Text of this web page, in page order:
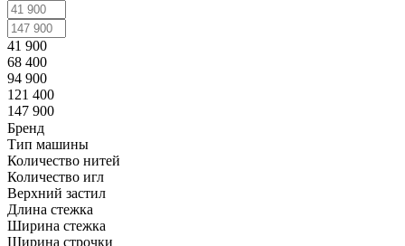
41 900
68 400
94 900
121 400
147 900
Бренд
Тип машины
Количество нитей
Количество игл
Верхний застил
Длина стежка
Ширина стежка
Ширина строчки